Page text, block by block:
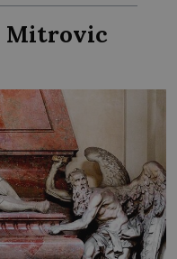
svou Tragédii o
Jakuba I.,
Mitrovic